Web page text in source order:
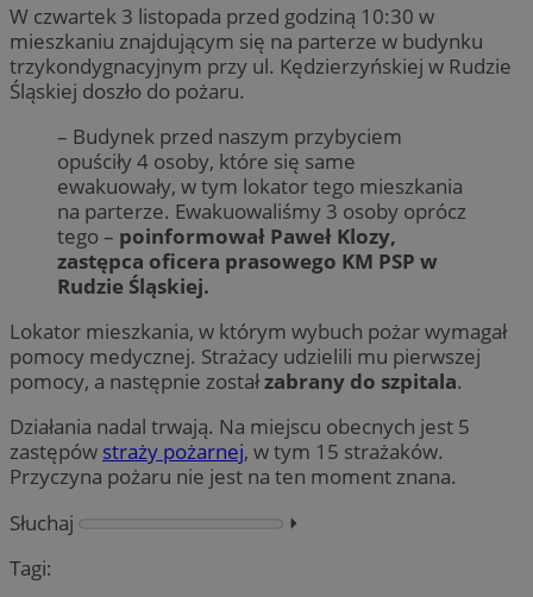
W czwartek 3 listopada przed godziną 10:30 w
mieszkaniu znajdującym się na parterze w budynku
trzykondygnacyjnym przy ul. Kędzierzyńskiej w Rudzie
Śląskiej doszło do pożaru.
– Budynek przed naszym przybyciem
opuściły 4 osoby, które się same
ewakuowały, w tym lokator tego mieszkania
na parterze. Ewakuowaliśmy 3 osoby oprócz
tego – poinformował Paweł Klozy,
zastępca oficera prasowego KM PSP w
Rudzie Śląskiej.
Lokator mieszkania, w którym wybuch pożar wymagał
pomocy medycznej. Strażacy udzielili mu pierwszej
pomocy, a następnie zostałzabrany do szpitala.
Działania nadal trwają. Na miejscu obecnych jest 5
zastępów straży pożarnej, w tym 15 strażaków.
Przyczyna pożaru nie jest na ten moment znana.
Słuchaj
⏵︎
Tagi: